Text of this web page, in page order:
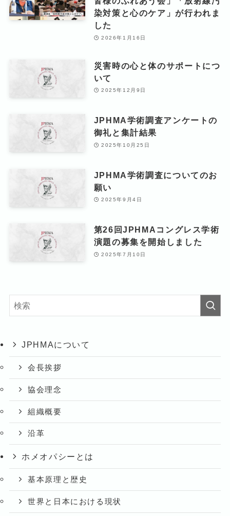
染対策と心のケア」が行われま
した
2026年1月16日
災害時の心と体のサポートにつ
いて
2025年12月9日
JPHMA学術調査アンケートの
御礼と集計結果
2025年10月25日
JPHMA学術調査についてのお
願い
2025年9月4日
第26回JPHMAコングレス学術
演題の募集を開始しました
2025年7月10日
JPHMAについて
会長挨拶
協会理念
組織概要
沿革
ホメオパシーとは
基本原理と歴史
世界と日本における現状